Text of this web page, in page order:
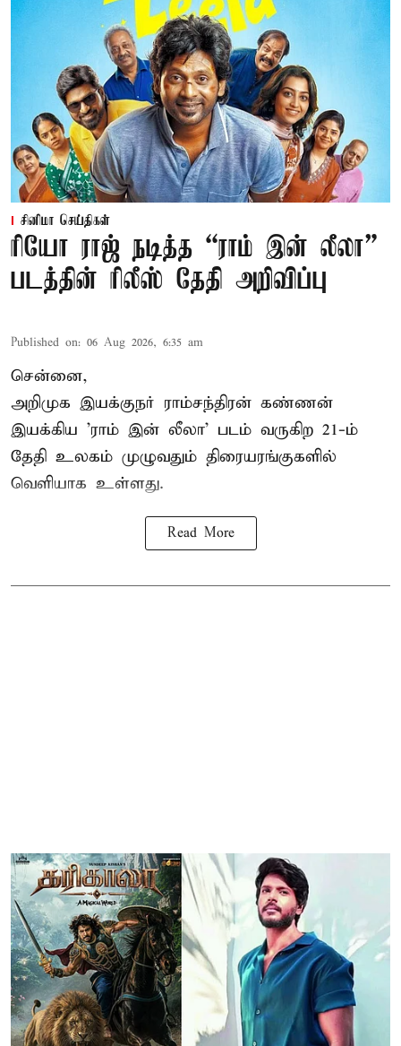
சினிமா செய்திகள்
ரியோ ராஜ் நடித்த “ராம் இன் லீலா”
படத்தின் ரிலீஸ் தேதி அறிவிப்பு
Published on: 06 Aug 2026, 6:35 am
சென்னை,
அறிமுக இயக்குநர் ராம்சந்திரன் கண்ணன்
இயக்கிய 'ராம் இன் லீலா' படம் வருகிற 21-ம்
தேதி உலகம் முழுவதும் திரையரங்குகளில்
வெளியாக உள்ளது.
Read More